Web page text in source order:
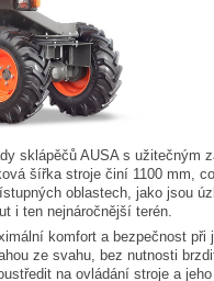
sklápěčů AUSA s užitečným
šířka stroje činí 1100 mm,
oblastech, jako jsou
i ten nejnáročnější terén.
komfort a bezpečnost
ze svahu, bez nutnosti
na ovládání stroje a